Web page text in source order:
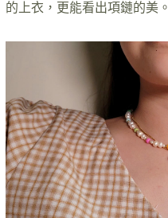
的上衣，更能看出項鏈的美。